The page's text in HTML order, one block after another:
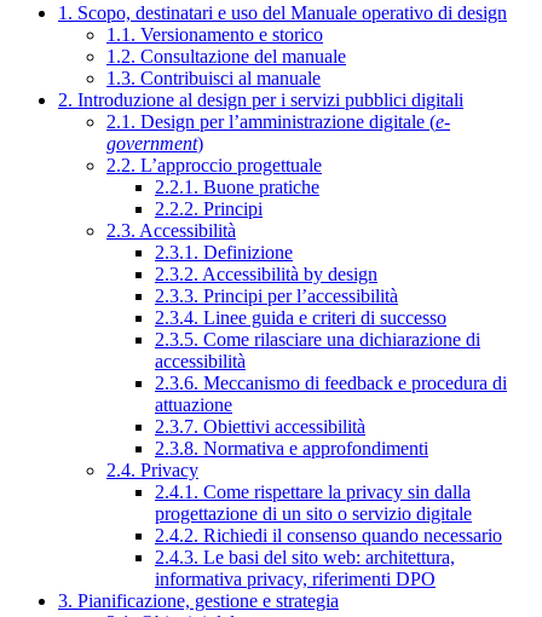
1. Scopo, destinatari e uso del Manuale operativo di design
1.1. Versionamento e storico
1.2. Consultazione del manuale
1.3. Contribuisci al manuale
2. Introduzione al design per i servizi pubblici digitali
2.1. Design per l’amministrazione digitale (e-
government)
2.2. L’approccio progettuale
2.2.1. Buone pratiche
2.2.2. Principi
2.3. Accessibilità
2.3.1. Definizione
2.3.2. Accessibilità by design
2.3.3. Principi per l’accessibilità
2.3.4. Linee guida e criteri di successo
2.3.5. Come rilasciare una dichiarazione di
accessibilità
2.3.6. Meccanismo di feedback e procedura di
attuazione
2.3.7. Obiettivi accessibilità
2.3.8. Normativa e approfondimenti
2.4. Privacy
2.4.1. Come rispettare la privacy sin dalla
progettazione di un sito o servizio digitale
2.4.2. Richiedi il consenso quando necessario
2.4.3. Le basi del sito web: architettura,
informativa privacy, riferimenti DPO
3. Pianificazione, gestione e strategia